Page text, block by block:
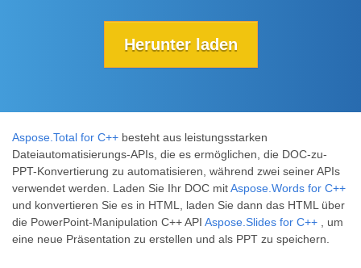
Herunter laden
Aspose.Total for C++ besteht aus leistungsstarken
Dateiautomatisierungs-APIs, die es ermöglichen, die DOC-zu-
PPT-Konvertierung zu automatisieren, während zwei seiner APIs
verwendet werden. Laden Sie Ihr DOC mitAspose.Words for C++
und konvertieren Sie es in HTML, laden Sie dann das HTML über
die PowerPoint-Manipulation C++ API Aspose.Slides for C++ , um
eine neue Präsentation zu erstellen und als PPT zu speichern.